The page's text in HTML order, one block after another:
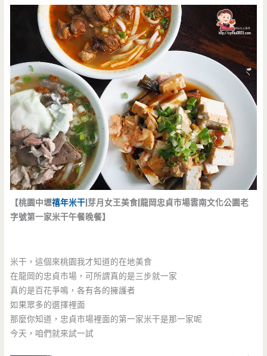
【桃園中壢禧年米干|芽月女王美食|龍岡忠貞市場雲南文化公園老
字號第一家米干午餐晚餐】
米干，這個來桃園我才知道的在地美食
在龍岡的忠貞市場，可所謂真的是三步就一家
真的是百花爭鳴，各有各的擁護者
如果眾多的選擇裡面
那麼你知道，忠貞市場裡面的第一家米干是那一家呢
今天，咱們就來試一試